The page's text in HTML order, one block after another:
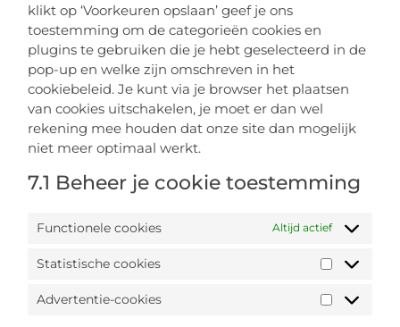
klikt op ‘Voorkeuren opslaan’ geef je ons
toestemming om de categorieën cookies en
plugins te gebruiken die je hebt geselecteerd in de
pop-up en welke zijn omschreven in het
cookiebeleid. Je kunt via je browser het plaatsen
van cookies uitschakelen, je moet er dan wel
rekening mee houden dat onze site dan mogelijk
niet meer optimaal werkt.
7.1 Beheer je cookie toestemming
Functionele cookies Altijd actief
Statistische cookies
Advertentie-cookies